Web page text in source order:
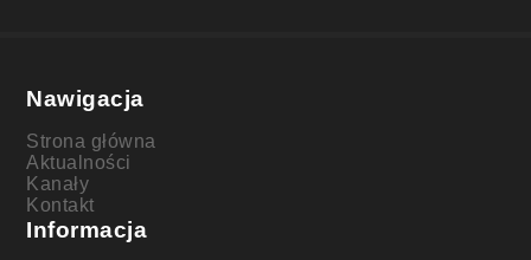
Nawigacja
Strona główna
Aktualności
Kanały
Kontakt
Informacja